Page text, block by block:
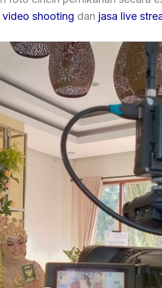
video shooting dan jasa live